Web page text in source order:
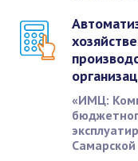
«ИМЦ: